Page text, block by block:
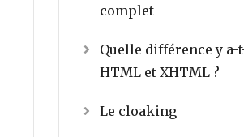
complet
Quelle différence y
HTML et XHTML ?
Le cloaking